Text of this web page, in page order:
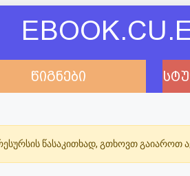
წიგნები
წასაკითხად, გთხოვთ გაიაროთ